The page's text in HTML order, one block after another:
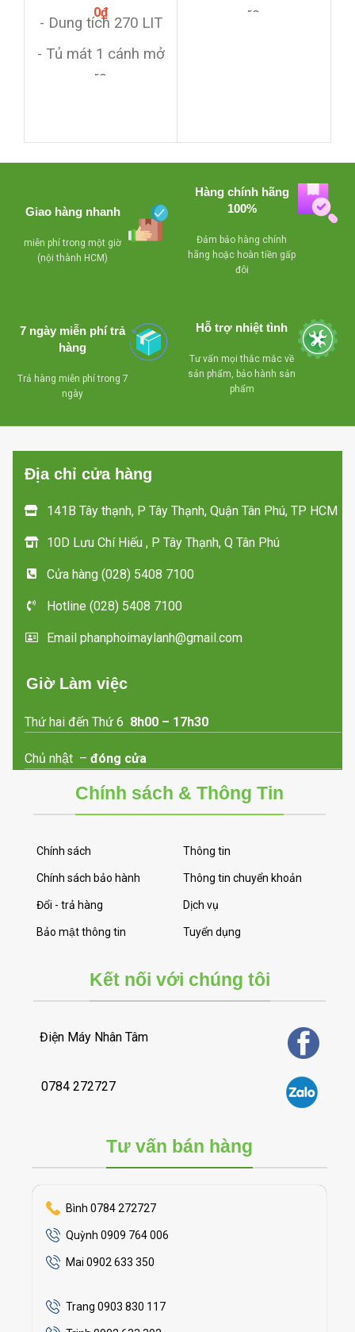
0₫
- Dung tích 270 LIT
- Tủ mát 1 cánh mở
ra
- Giảm giá khi mua
số lượng nhiều
ra
giải nhiệt bằng
block để sưởi kiếng
Giao hàng nhanh
miễn phí trong một giờ
(nội thành HCM)
Hàng chính hãng
100%
Đảm bảo hàng chính
hãng hoặc hoàn tiền gấp
đôi
7 ngày miễn phí trả
hàng
Trả hàng miễn phí trong 7
ngày
Hỗ trợ nhiệt tình
Tư vấn mọi thắc mắc về
sản phẩm, bảo hành sản
phẩm
Địa chỉ cửa hàng
141B Tây thạnh, P Tây Thạnh, Quận Tân Phú, TP HCM
10D Lưu Chí Hiếu , P Tây Thạnh, Q Tân Phú
Cửa hàng (028) 5408 7100
Hotline (028) 5408 7100
Email phanphoimaylanh@gmail.com
Giờ Làm việc
Thứ hai đến Thứ 6 8h00 – 17h30
Chủ nhật –đóng cửa
Chính sách & Thông Tin
Chính sách
Chính sách bảo hành
Đổi - trả hàng
Bảo mật thông tin
Thông tin
Thông tin chuyển khoản
Dịch vụ
Tuyển dụng
Kết nối với chúng tôi
Điện Máy Nhân Tâm
0784 272727
Tư vấn bán hàng
Bình 0784 272727
Quỳnh 0909 764 006
Mai 0902 633 350
Trang 0903 830 117